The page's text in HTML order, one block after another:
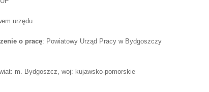
urzędu
o pracę: Powiatowy Urząd Pracy w Bydgoszczy
m. Bydgoszcz, woj: kujawsko-pomorskie